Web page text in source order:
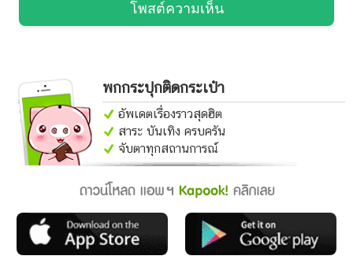
โพสต์ความเห็น
พกกระปุกติดกระเป๋า
อัพเดตเรื่องราวสุดฮิต
สาระ บันเทิง ครบครัน
จับตาทุกสถานการณ์